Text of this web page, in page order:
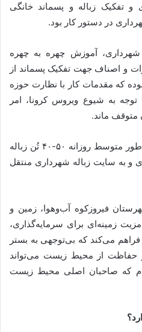
تفکیک زباله و پسماند خانگی
در دستور کار بود.
شهرداری، آموزش چهره به چهره
و اصناف جهت تفکیک پسماند از
بوده که مقدمات کار با نظارت حوزه
به شیوع ویروس کرونا، امر
ماند.
گفتنی و قابل توجه است که به طور متوسط روزانه ۵۰-۴۰ تُن زباله
و به سایت زباله شهرداری منتقل
فیروزکوه آب‌وهوا، زمین و
زمینه‌ای برای سرمایه‌گذاری،
می‌کند که بی‌توجهی به بستر
از محیط زیست می‌تواند
که صاحبان اصلی محیط زیست